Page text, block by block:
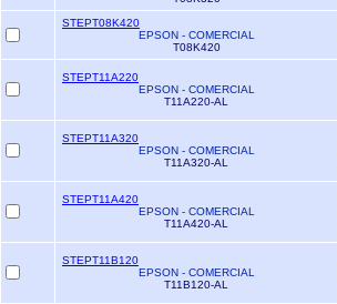
STEPT08K420
EPSON - COMERCIAL
T08K420
STEPT11A220
EPSON - COMERCIAL
T11A220-AL
STEPT11A320
EPSON - COMERCIAL
T11A320-AL
STEPT11A420
EPSON - COMERCIAL
T11A420-AL
STEPT11B120
EPSON - COMERCIAL
T11B120-AL